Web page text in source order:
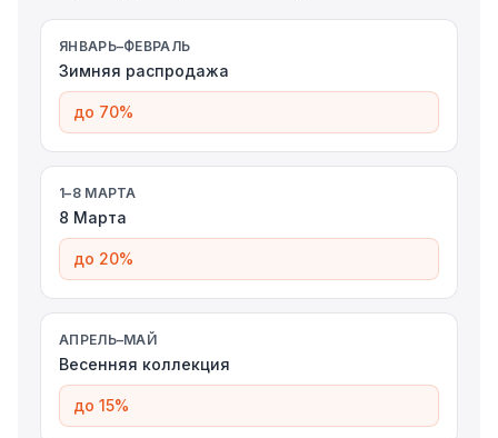
ЯНВАРЬ–ФЕВРАЛЬ
Зимняя распродажа
до 70%
1–8 МАРТА
8 Марта
до 20%
АПРЕЛЬ–МАЙ
Весенняя коллекция
до 15%